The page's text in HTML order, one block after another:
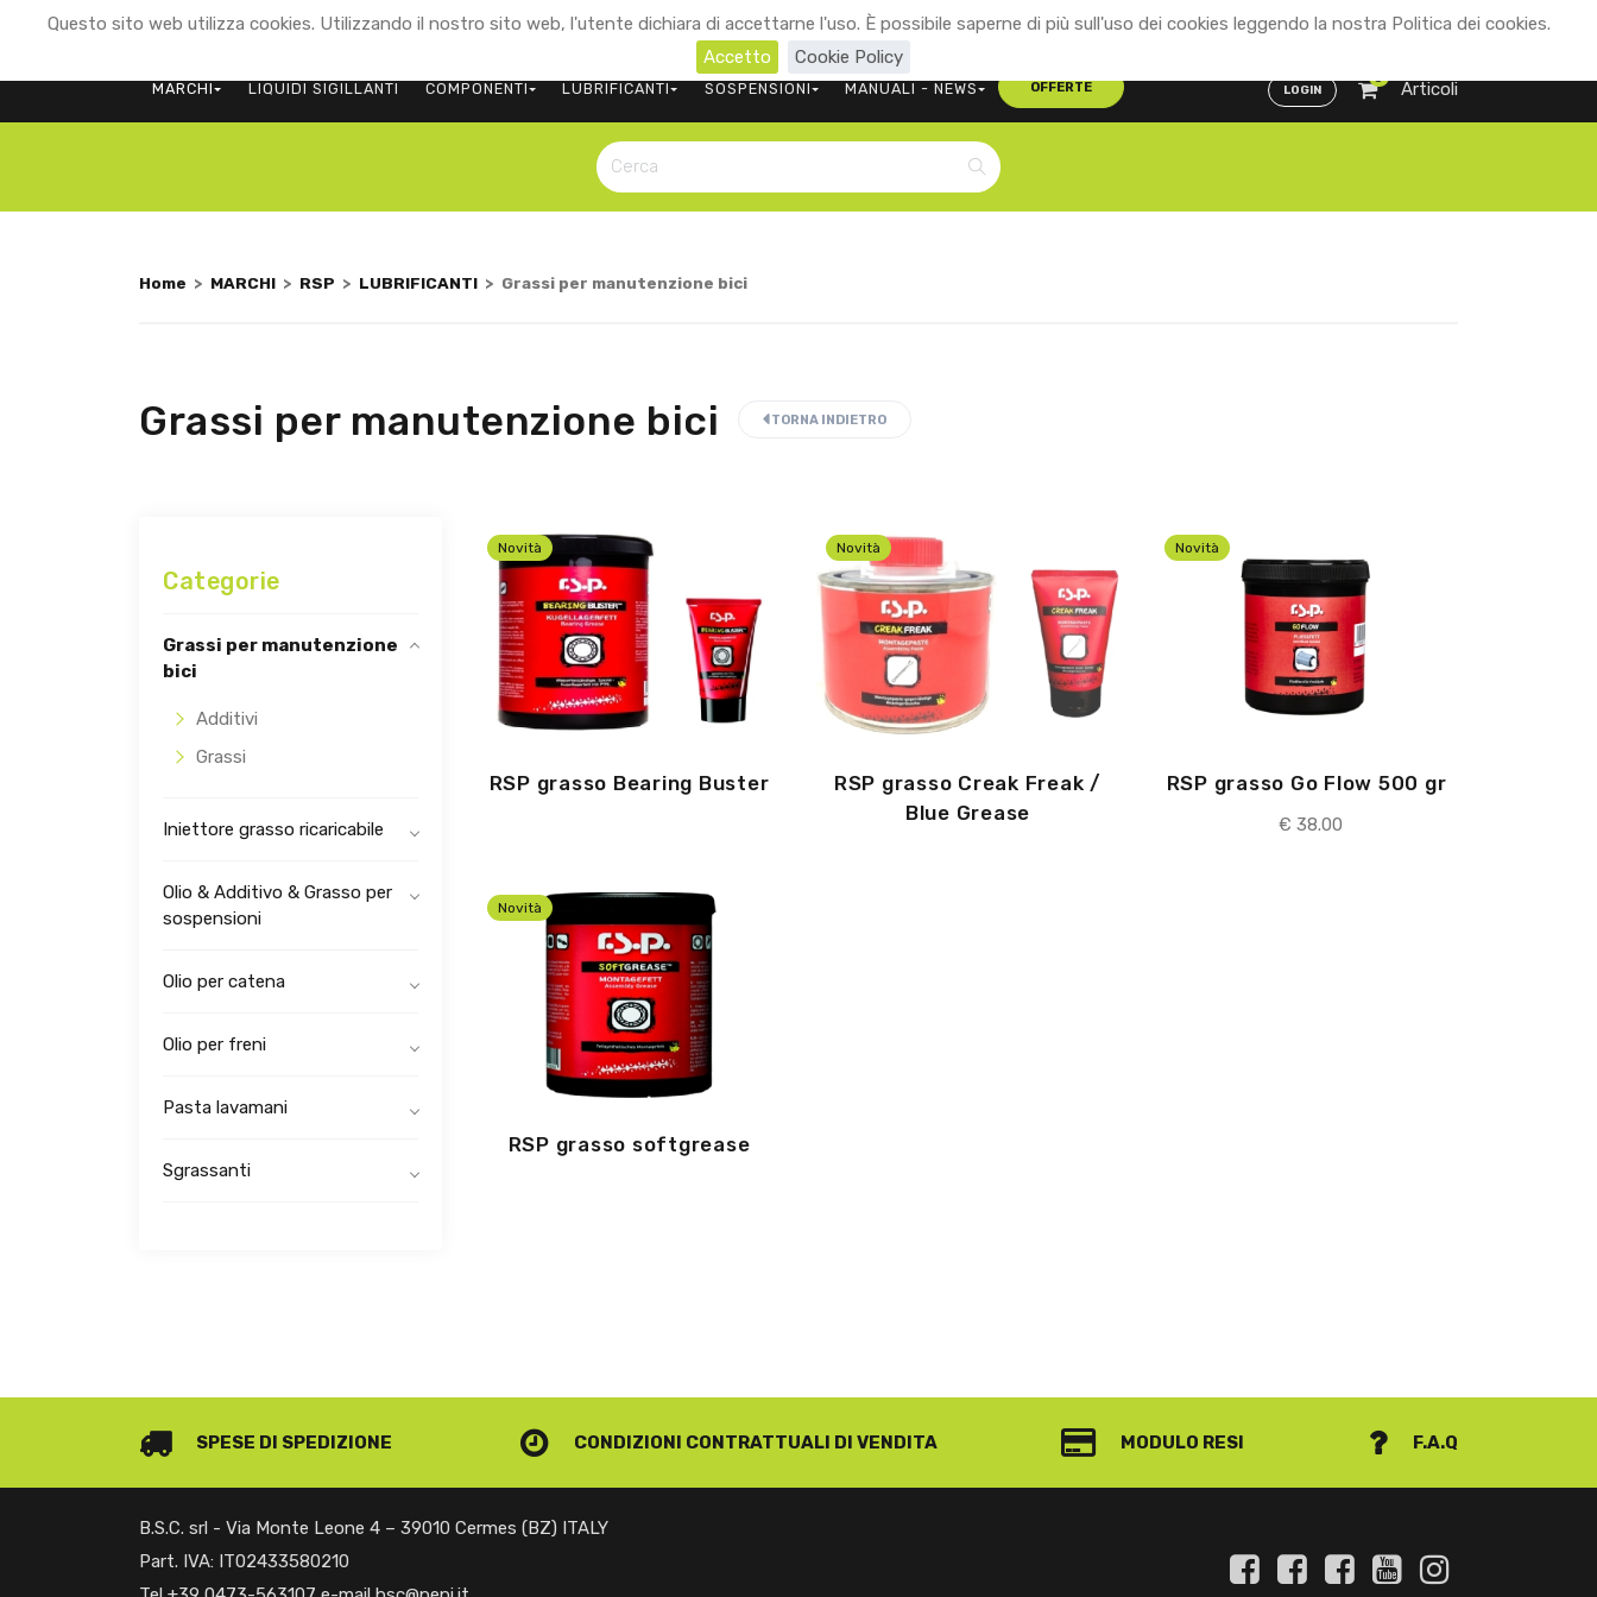
Questo sito web utilizza cookies. Utilizzando il nostro sito web, l'utente dichiara di accettarne l'uso. È possibile saperne di più sull'uso dei cookies leggendo la nostra Politica dei cookies.
Accetto
Cookie Policy
+39 0473 563107 CONTATTACI Distributori ENG ITA
MARCHI LIQUIDI SIGILLANTI COMPONENTI LUBRIFICANTI SOSPENSIONI MANUALI - NEWS OFFERTE LOGIN
0
Articoli
Home > MARCHI > RSP > LUBRIFICANTI > Grassi per manutenzione bici
Grassi per manutenzione bici TORNA INDIETRO
Novità
RSP grasso Bearing Buster
Novità
RSP grasso Creak Freak /
Blue Grease
Novità
RSP grasso Go Flow 500 gr
€ 38.00
Novità
RSP grasso softgrease
Categorie
Grassi per manutenzione
bici
Additivi
Grassi
Iniettore grasso ricaricabile
Olio & Additivo & Grasso per
sospensioni
Olio per catena
Olio per freni
Pasta lavamani
Sgrassanti
SPESE DI SPEDIZIONE CONDIZIONI CONTRATTUALI DI VENDITA MODULO RESI F.A.Q
B.S.C. srl - Via Monte Leone 4 – 39010 Cermes (BZ) ITALY
Part. IVA: IT02433580210